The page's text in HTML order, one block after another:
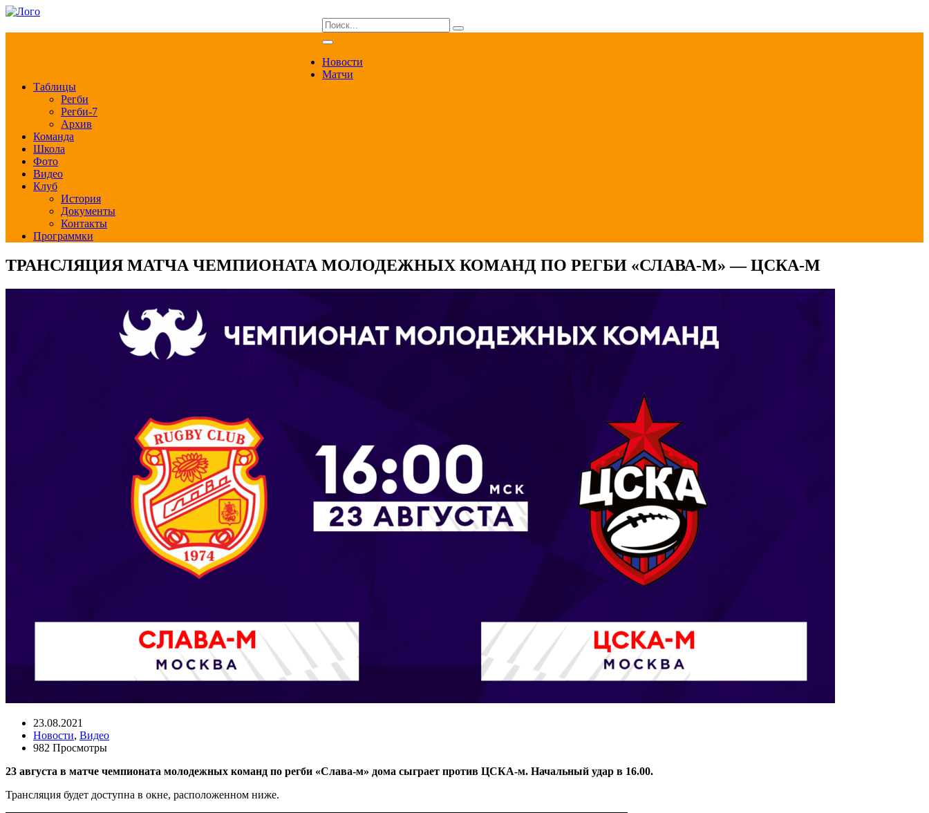
Новости
Матчи
Таблицы
Регби
Регби-7
Архив
Команда
Школа
Фото
Видео
Клуб
История
Документы
Контакты
Программки
ТРАНСЛЯЦИЯ МАТЧА ЧЕМПИОНАТА МОЛОДЕЖНЫХ КОМАНД ПО РЕГБИ «СЛАВА-М» — ЦСКА-М
23.08.2021
Новости, Видео
982 Просмотры
23 августа в матче чемпионата молодежных команд по регби «Слава-м» дома сыграет против ЦСКА-м. Начальный удар в 16.00.
Трансляция будет доступна в окне, расположенном ниже.